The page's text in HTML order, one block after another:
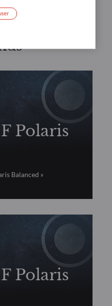
Polaris
Balanced »
Polaris